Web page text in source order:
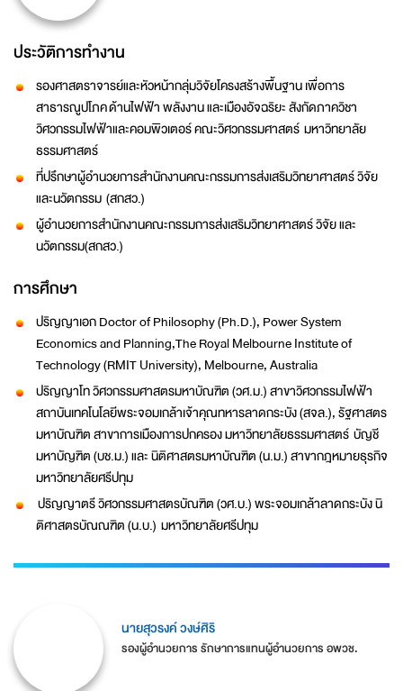
ประวัติการทำงาน
รองศาสตราจารย์และหัวหน้ากลุ่มวิจัยโครงสร้างพื้นฐาน เพื่อการ
สาธารณูปโภค ด้านไฟฟ้า พลังงาน และเมืองอัจฉริยะ สังกัดภาควิชา
วิศวกรรมไฟฟ้าและคอมพิวเตอร์ คณะวิศวกรรมศาสตร์ มหาวิทยาลัย
ธรรมศาสตร์
ที่ปรึกษาผู้อำนวยการสำนักงานคณะกรรมการส่งเสริมวิทยาศาสตร์ วิจัย
และนวัตกรรม (สกสว.)
ผู้อำนวยการสำนักงานคณะกรรมการส่งเสริมวิทยาศาสตร์ วิจัย และ
นวัตกรรม(สกสว.)
การศึกษา
ปริญญาเอก Doctor of Philosophy (Ph.D.), Power System
Economics and Planning,The Royal Melbourne Institute of
Technology (RMIT University), Melbourne, Australia
ปริญญาโท วิศวกรรมศาสตรมหาบัณฑิต (วศ.ม.) สาขาวิศวกรรมไฟฟ้า
สถาบันเทคโนโลยีพระจอมเกล้าเจ้าคุณทหารลาดกระบัง (สจล.), รัฐศาสตร
มหาบัณฑิต สาขาการเมืองการปกครอง มหาวิทยาลัยธรรมศาสตร์ บัญชี
มหาบัญฑิต (บช.ม.) และ นิติศาสตรมหาบัณฑิต (น.ม.) สาขากฎหมายธุรกิจ
มหาวิทยาลัยศรีปทุม
ปริญญาตรี วิศวกรรมศาสตรบัณฑิต (วศ.บ.) พระจอมเกล้าลาดกระบัง นิ
ติศาสตรบัณณฑิต (น.บ.) มหาวิทยาลัยศรีปทุม
นายสุวรงค์ วงษ์ศิริ
รองผู้อำนวยการ รักษาการแทนผู้อำนวยการ อพวช.